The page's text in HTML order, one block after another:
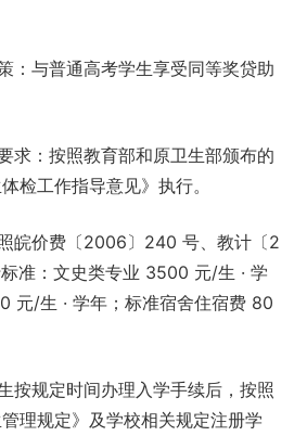
：与普通高考学生享受同等奖贷助
求：按照教育部和原卫生部颁布的
检工作指导意见》执行。
皖价费〔2006〕240 号、教计〔2
准：文史类专业 3500 元/生 · 学
元/生 · 学年；标准宿舍住宿费 80
按规定时间办理入学手续后，按照
管理规定》及学校相关规定注册学